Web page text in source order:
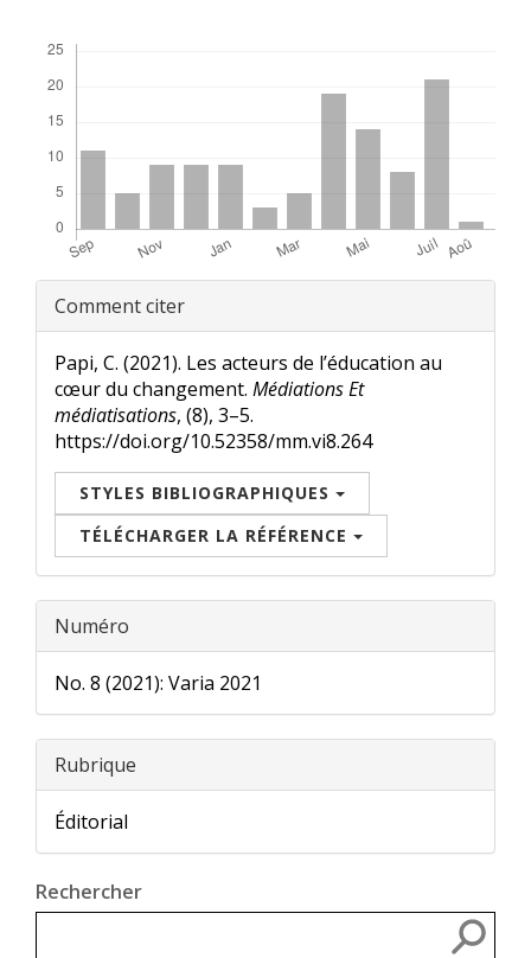
Renseignements
sur
l'article
Comment citer
Papi, C. (2021). Les acteurs de l’éducation au
cœur du changement. Médiations Et
médiatisations, (8), 3–5.
https://doi.org/10.52358/mm.vi8.264
STYLES BIBLIOGRAPHIQUES
TÉLÉCHARGER LA RÉFÉRENCE
Numéro
No. 8 (2021): Varia 2021
Rubrique
Éditorial
Rechercher